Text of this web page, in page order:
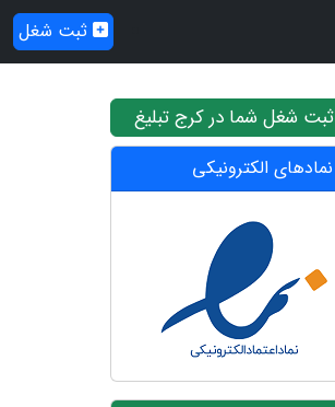
ثبت شغل
ثبت شغل شما در کرج تبلیغ
نمادهای الکترونیکی